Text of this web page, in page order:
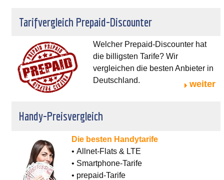
Tarifvergleich Prepaid-Discounter
Welcher Prepaid-Discounter hat
die billigsten Tarife? Wir
vergleichen die besten Anbieter in
Deutschland.
weiter
Handy-Preisvergleich
Die besten Handytarife
• Allnet-Flats & LTE
• Smartphone-Tarife
• prepaid-Tarife